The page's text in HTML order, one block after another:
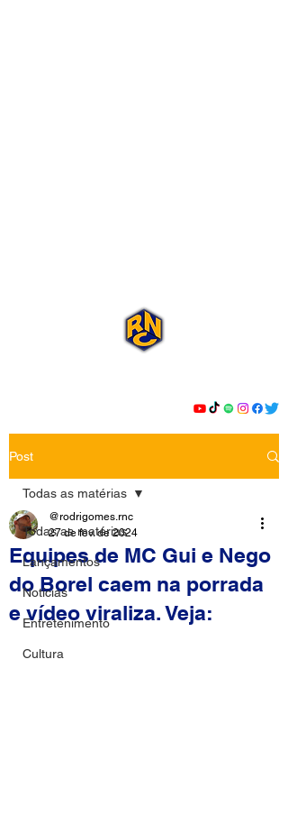
Post
Todas as matérias
Lançamentos
Notícias
Entretenimento
Cultura
Todas as matérias
Equipes de MC Gui e Nego
do Borel caem na porrada
e vídeo viraliza. Veja:
@rodrigomes.rnc
27 de fev. de 2024